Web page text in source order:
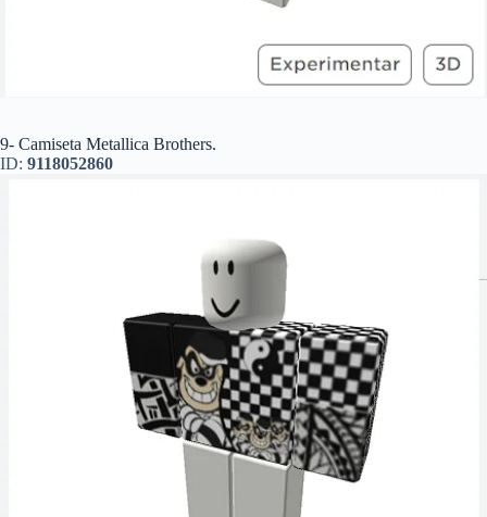
9- Camiseta Metallica Brothers.
ID: 9118052860